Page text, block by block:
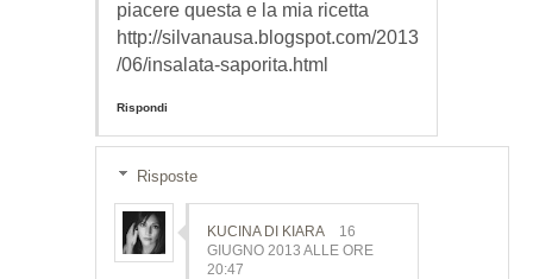
piacere questa e la mia ricetta
http://silvanausa.blogspot.com/2013
/06/insalata-saporita.html
Rispondi
Risposte
KUCINA DI KIARA
16
GIUGNO 2013 ALLE ORE
20:47